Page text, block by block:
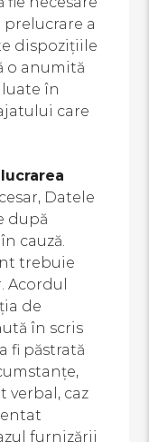
a
dispozițiile
o anumită
în
care
Datele
după
cauză.
trebuie
de
în scris
fi păstrată
verbal, caz
furnizării